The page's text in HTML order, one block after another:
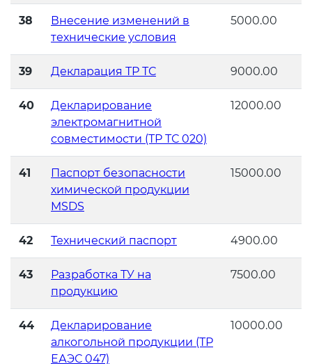
38
Внесение изменений в
технические условия
5000.00
39 Декларация ТР ТС 9000.00
40
Декларирование
электромагнитной
совместимости (ТР ТС 020)
12000.00
41
Паспорт безопасности
химической продукции
MSDS
15000.00
42 Технический паспорт 4900.00
43
Разработка ТУ на
продукцию
7500.00
44
Декларирование
алкогольной продукции (ТР
ЕАЭС 047)
10000.00